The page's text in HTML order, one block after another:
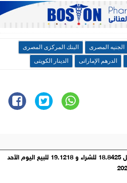
الجنيه المصرى
البنك المركزى المصرى
الدرهم الإماراتى الدينار الكويتى
اليورو يسجل 18.8425 للشراء و 19.1218 للبيع اليوم اﻷحد